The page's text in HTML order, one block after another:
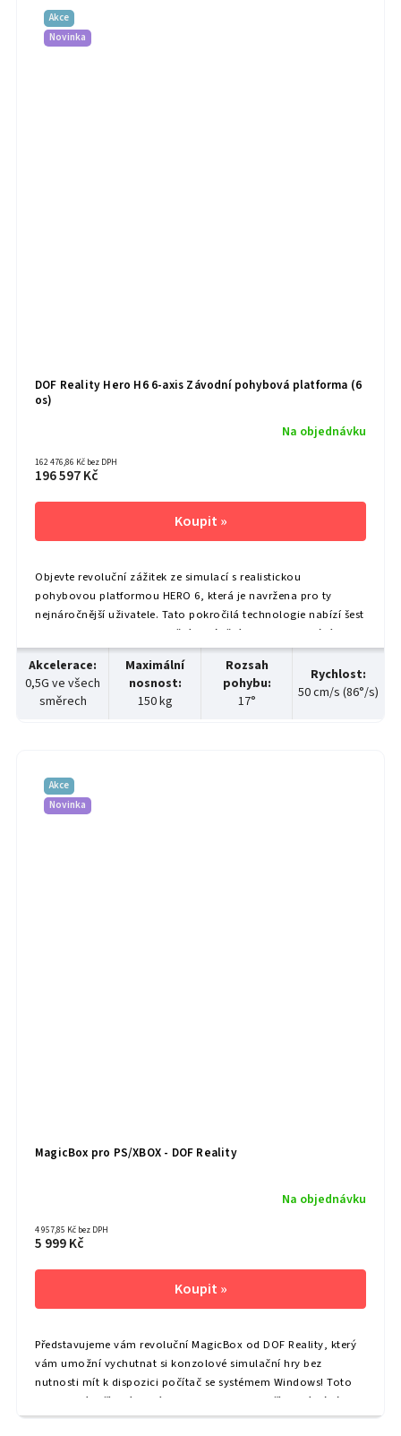
Akce
Novinka
DOF Reality Hero H6 6-axis Závodní pohybová platforma (6
os)
Na objednávku
162 476,86 Kč bez DPH
196 597 Kč
Objevte revoluční zážitek ze simulací s realistickou
pohybovou platformou HERO 6, která je navržena pro ty
nejnáročnější uživatele. Tato pokročilá technologie nabízí šest
os pohybu – zdvih, naklonění, sklápění, posun, houpání a
otáčení – které...
Akcelerace:
0,5G ve všech
směrech
Maximální
nosnost:
150 kg
Rozsah
pohybu:
17°
Rychlost:
50 cm/s (86°/s)
Akce
Novinka
MagicBox pro PS/XBOX - DOF Reality
Na objednávku
4 957,85 Kč bez DPH
5 999 Kč
Představujeme vám revoluční MagicBox od DOF Reality, který
vám umožní vychutnat si konzolové simulační hry bez
nutnosti mít k dispozici počítač se systémem Windows! Toto
inovativní zařízení hostí SimRacingStudio a přímo získává
údaje o pohybu z...